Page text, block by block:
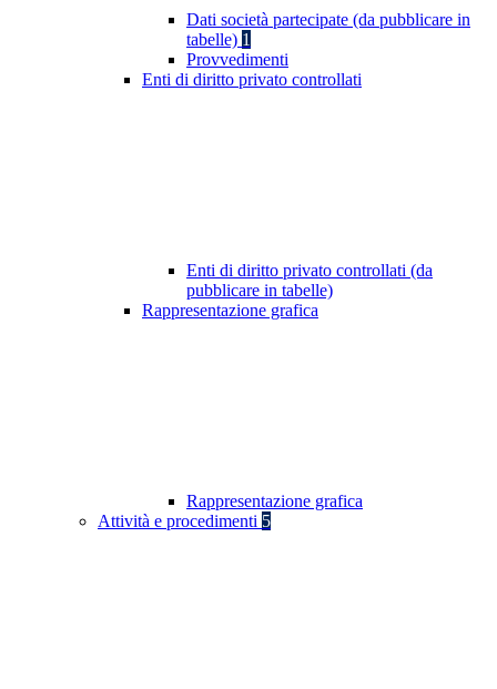
Dati società partecipate (da pubblicare in
tabelle) 1
Provvedimenti
Enti di diritto privato controllati
Enti di diritto privato controllati (da
pubblicare in tabelle)
Rappresentazione grafica
Rappresentazione grafica
Attività e procedimenti 5